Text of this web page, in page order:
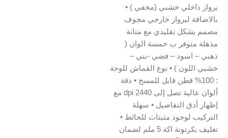
برواز داخلي خشبي (مخفي ) •
بالاضافة لبرواز خارجي مجوف
مصمم بشكل تقليدي مع متانة
مذهلة متوفر ب خمسة الوان (
ذهبي – اسود – فضي -بني –
خشبي اللون ) • نوع القماش للوحة
: 100% قطن قابل للمسح • دقة
ألوان عالية تصل إلى 2440 dpi مع
إظهار أدق التفاصيل • سهلة
التركيب لوجود مثبتات للحائط •
تغليف بكرتونة اكة 5 ملم لضمان